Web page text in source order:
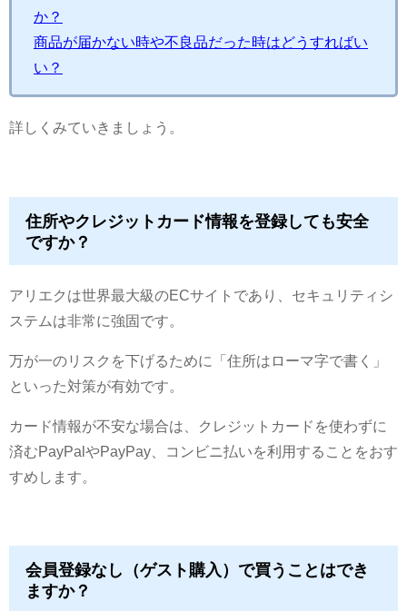
か？
商品が届かない時や不良品だった時はどうすればい
い？
詳しくみていきましょう。
住所やクレジットカード情報を登録しても安全
ですか？
アリエクは世界最大級のECサイトであり、セキュリティシ
ステムは非常に強固です。
万が一のリスクを下げるために「住所はローマ字で書く」
といった対策が有効です。
カード情報が不安な場合は、クレジットカードを使わずに
済むPayPalやPayPay、コンビニ払いを利用することをおす
すめします。
会員登録なし（ゲスト購入）で買うことはでき
ますか？